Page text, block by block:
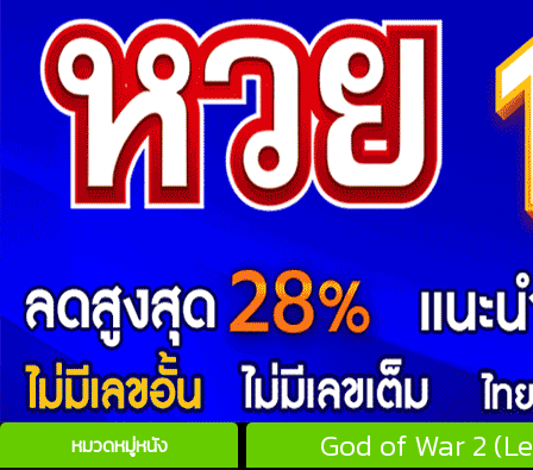
หมวดหมู่หนัง God of War 2